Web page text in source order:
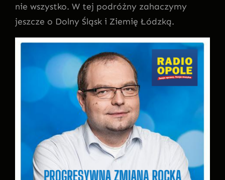
nie wszystko. W tej podróżny zahaczymy
jeszcze o Dolny Śląsk i Ziemię Łódzką.